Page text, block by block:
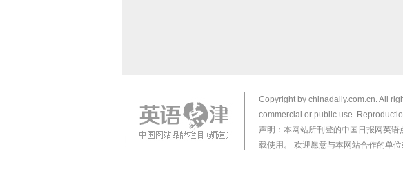
Copyright by chinadaily.com.cn. All
commercial or public use.
声明：本网站所刊登的中国日报网英
载使用。 欢迎愿意与本网站合作的单位